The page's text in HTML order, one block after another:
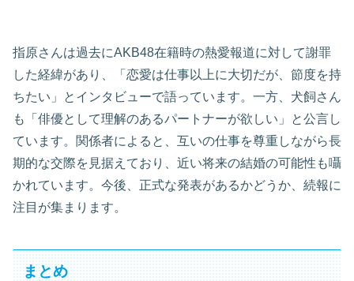
指原さんは過去にAKB48在籍時の熱愛報道に対して謝罪
した経緯があり、「恋愛は仕事以上に大切だが、節度を持
ちたい」とインタビューで語っています。一方、犬飼さん
も「俳優として理解のあるパートナーが欲しい」と公言し
ています。関係者によると、互いの仕事を尊重しながら長
期的な交際を見据えており、近い将来の結婚の可能性も囁
かれています。今後、正式な発表があるかどうか、続報に
注目が集まります。
まとめ